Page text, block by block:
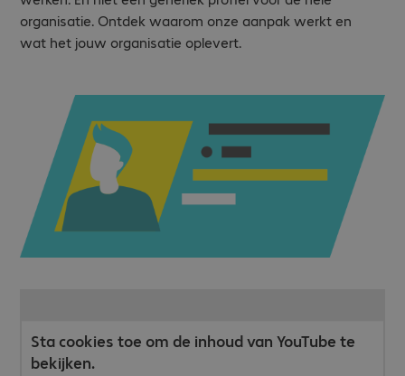
organisatie. Ontdek waarom onze aanpak werkt en
wat het jouw organisatie oplevert.
Sta cookies toe om de inhoud van YouTube te
bekijken.